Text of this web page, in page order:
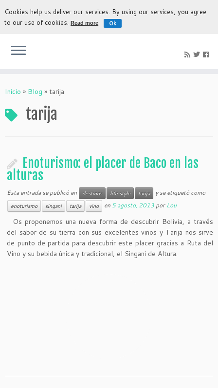
La experiencia más auténtica para descubrir Bolivia
Inicio » Blog » tarija
tarija
Enoturismo: el placer de Baco en las
alturas
Esta entrada se publicó en destinos life style tarija y se etiquetó como
enoturismo singani tarija vino en 5 agosto, 2013 porLou
Os proponemos una nueva forma de descubrir Bolivia, a través
del sabor de su tierra con sus excelentes vinos y Tarija nos sirve
de punto de partida para descubrir este placer gracias a Ruta del
Vino y su bebida única y tradicional, el Singani de Altura.
Cookies help us deliver our services. By using our services, you agree
to our use of cookies.Read more Ok